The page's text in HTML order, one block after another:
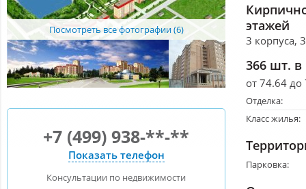
Посмотреть все фотографии (6)
+7 (499) 938-**-**
Показать телефон
Консультации по недвижимости
этажей
3 корпуса,
366 шт. в
от 74.64
Отделка:
Класс жилья:
Парковка: